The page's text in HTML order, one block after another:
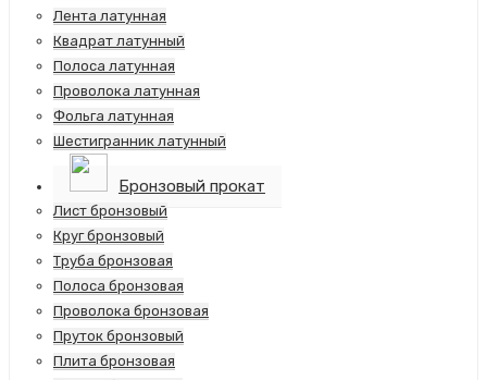
Лента латунная
Квадрат латунный
Полоса латунная
Проволока латунная
Фольга латунная
Шестигранник латунный
Бронзовый прокат
Лист бронзовый
Круг бронзовый
Труба бронзовая
Полоса бронзовая
Проволока бронзовая
Пруток бронзовый
Плита бронзовая